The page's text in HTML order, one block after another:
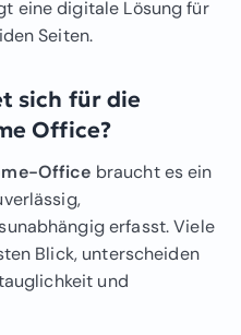
eine digitale Lösung für
Seiten.
sich für die
Office?
Office braucht es ein
erfasst. Viele
Blick, unterscheiden
und